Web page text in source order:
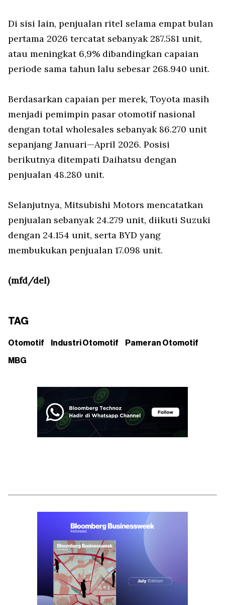
Di sisi lain, penjualan ritel selama empat bulan
pertama 2026 tercatat sebanyak 287.581 unit,
atau meningkat 6,9% dibandingkan capaian
periode sama tahun lalu sebesar 268.940 unit.
Berdasarkan capaian per merek, Toyota masih
menjadi pemimpin pasar otomotif nasional
dengan total wholesales sebanyak 86.270 unit
sepanjang Januari—April 2026. Posisi
berikutnya ditempati Daihatsu dengan
penjualan 48.280 unit.
Selanjutnya, Mitsubishi Motors mencatatkan
penjualan sebanyak 24.279 unit, diikuti Suzuki
dengan 24.154 unit, serta BYD yang
membukukan penjualan 17.098 unit.
(mfd/del)
TAG
Otomotif Industri Otomotif Pameran Otomotif
MBG